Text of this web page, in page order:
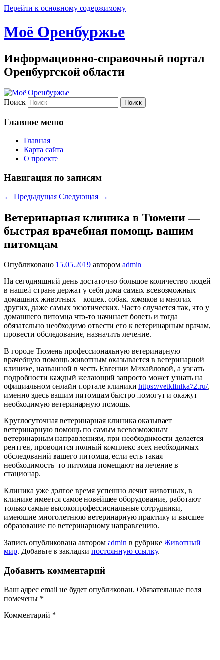
Перейти к основному содержимому
Моё Оренбуржье
Информационно-справочный портал
Оренбургской области
Поиск
Главное меню
Главная
Карта сайта
О проекте
Навигация по записям
← Предыдущая Следующая →
Ветеринарная клиника в Тюмени —
быстрая врачебная помощь вашим
питомцам
Опубликовано 15.05.2019 автором admin
На сегодняшний день достаточно большое количество людей
в нашей стране держат у себя дома самых всевозможных
домашних животных – кошек, собак, хомяков и многих
других, даже самых экзотических. Часто случается так, что у
домашнего питомца что-то начинает болеть и тогда
обязательно необходимо отвести его к ветеринарным врачам,
провести обследование, назначить лечение.
В городе Тюмень профессиональную ветеринарную
врачебную помощь животным оказывается в ветеринарной
клинике, названной в честь Евгении Михайловой, а узнать
подробности каждый желающий запросто может узнать на
официальном онлайн портале клиники https://vetklinika72.ru/,
именно здесь вашим питомцам быстро помогут и окажут
необходимую ветеринарную помощь.
Круглосуточная ветеринарная клиника оказывает
ветеринарную помощь по самым всевозможным
ветеринарным направлениям, при необходимости делается
рентген, проводится полный комплекс всех необходимых
обследований вашего питомца, если есть такая
необходимость, то питомца помещают на лечение в
стационар.
Клиника уже долгое время успешно лечит животных, в
клинике имеется самое новейшее оборудование, работают
только самые высокопрофессиональные сотрудники,
имеющие многолетнюю ветеринарную практику и высшее
образование по ветеринарному направлению.
Запись опубликована автором admin в рубрике Животный
мир. Добавьте в закладки постоянную ссылку.
Добавить комментарий
Ваш адрес email не будет опубликован. Обязательные поля
помечены *
Комментарий *